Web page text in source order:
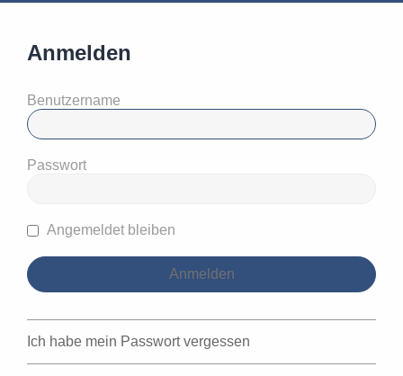
Anmelden
Benutzername
Passwort
Angemeldet bleiben
Ich habe mein Passwort vergessen